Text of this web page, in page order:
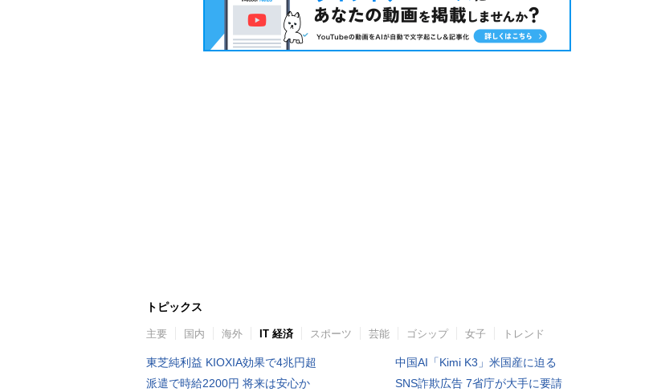
トピックス
主要 国内 海外 IT 経済 スポーツ 芸能 ゴシップ 女子 トレンド
東芝純利益 KIOXIA効果で4兆円超
派遣で時給2200円 将来は安心か
中国AI「Kimi K3」米国産に迫る
SNS詐欺広告 7省庁が大手に要請